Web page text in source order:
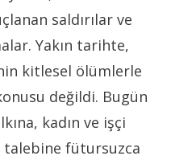
saldırılar ve
Yakın tarihte,
kitlesel ölümlerle
değildi. Bugün
kadın ve işçi
fütursuzca